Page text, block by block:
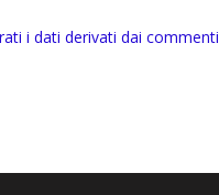
i dati derivati dai commenti